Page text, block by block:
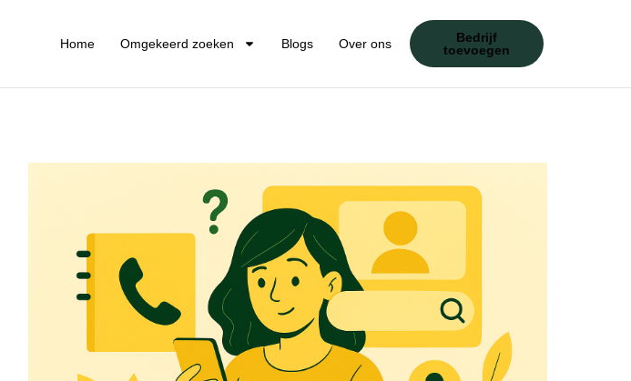
Home Omgekeerd zoeken Blogs Over ons
Bedrijf
toevoegen